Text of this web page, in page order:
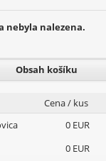
nebyla nalezena.
Obsah košíku
Cena / kus
0 EUR
0 EUR